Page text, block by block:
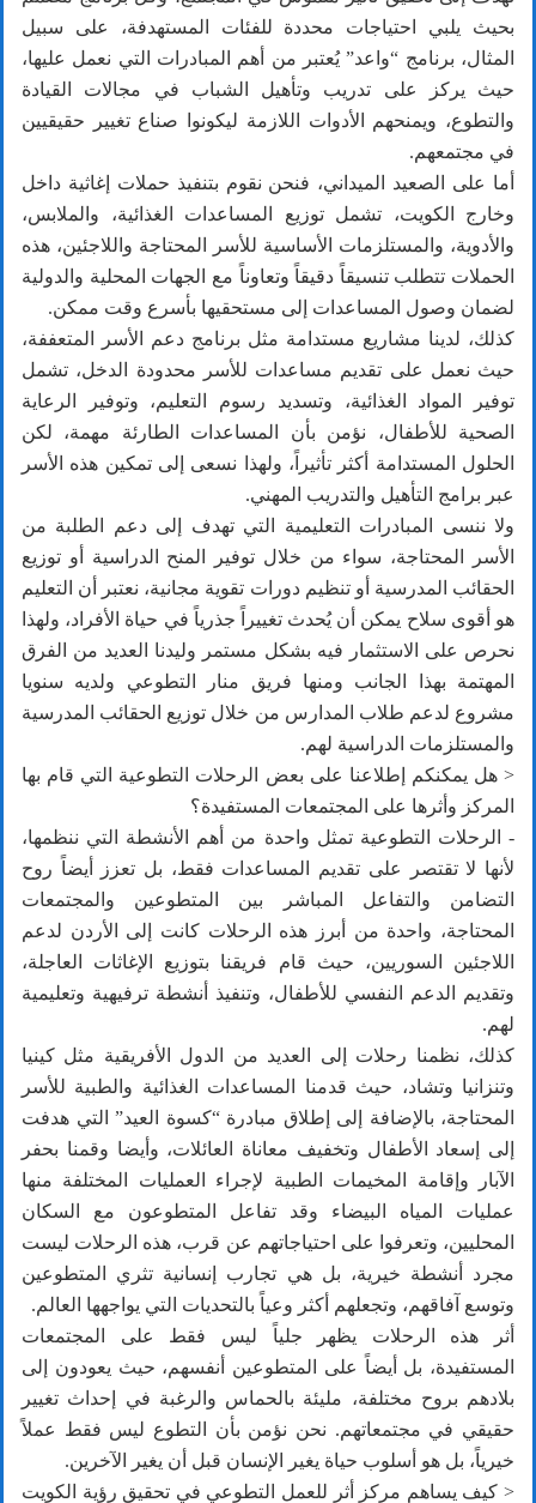
بحيث يلبي احتياجات محددة للفئات المستهدفة، على سبيل
المثال، برنامج “واعد” يُعتبر من أهم المبادرات التي نعمل عليها،
حيث يركز على تدريب وتأهيل الشباب في مجالات القيادة
والتطوع، ويمنحهم الأدوات اللازمة ليكونوا صناع تغيير حقيقيين
في مجتمعهم.
أما على الصعيد الميداني، فنحن نقوم بتنفيذ حملات إغاثية داخل
وخارج الكويت، تشمل توزيع المساعدات الغذائية، والملابس،
والأدوية، والمستلزمات الأساسية للأسر المحتاجة واللاجئين، هذه
الحملات تتطلب تنسيقاً دقيقاً وتعاوناً مع الجهات المحلية والدولية
لضمان وصول المساعدات إلى مستحقيها بأسرع وقت ممكن.
كذلك، لدينا مشاريع مستدامة مثل برنامج دعم الأسر المتعففة،
حيث نعمل على تقديم مساعدات للأسر محدودة الدخل، تشمل
توفير المواد الغذائية، وتسديد رسوم التعليم، وتوفير الرعاية
الصحية للأطفال، نؤمن بأن المساعدات الطارئة مهمة، لكن
الحلول المستدامة أكثر تأثيراً، ولهذا نسعى إلى تمكين هذه الأسر
عبر برامج التأهيل والتدريب المهني.
ولا ننسى المبادرات التعليمية التي تهدف إلى دعم الطلبة من
الأسر المحتاجة، سواء من خلال توفير المنح الدراسية أو توزيع
الحقائب المدرسية أو تنظيم دورات تقوية مجانية، نعتبر أن التعليم
هو أقوى سلاح يمكن أن يُحدث تغييراً جذرياً في حياة الأفراد، ولهذا
نحرص على الاستثمار فيه بشكل مستمر وليدنا العديد من الفرق
المهتمة بهذا الجانب ومنها فريق منار التطوعي ولديه سنويا
مشروع لدعم طلاب المدارس من خلال توزيع الحقائب المدرسية
والمستلزمات الدراسية لهم.
< هل يمكنكم إطلاعنا على بعض الرحلات التطوعية التي قام بها
المركز وأثرها على المجتمعات المستفيدة؟
- الرحلات التطوعية تمثل واحدة من أهم الأنشطة التي ننظمها،
لأنها لا تقتصر على تقديم المساعدات فقط، بل تعزز أيضاً روح
التضامن والتفاعل المباشر بين المتطوعين والمجتمعات
المحتاجة، واحدة من أبرز هذه الرحلات كانت إلى الأردن لدعم
اللاجئين السوريين، حيث قام فريقنا بتوزيع الإغاثات العاجلة،
وتقديم الدعم النفسي للأطفال، وتنفيذ أنشطة ترفيهية وتعليمية
لهم.
كذلك، نظمنا رحلات إلى العديد من الدول الأفريقية مثل كينيا
وتنزانيا وتشاد، حيث قدمنا المساعدات الغذائية والطبية للأسر
المحتاجة، بالإضافة إلى إطلاق مبادرة “كسوة العيد” التي هدفت
إلى إسعاد الأطفال وتخفيف معاناة العائلات، وأيضا وقمنا بحفر
الآبار وإقامة المخيمات الطبية لإجراء العمليات المختلفة منها
عمليات المياه البيضاء وقد تفاعل المتطوعون مع السكان
المحليين، وتعرفوا على احتياجاتهم عن قرب، هذه الرحلات ليست
مجرد أنشطة خيرية، بل هي تجارب إنسانية تثري المتطوعين
وتوسع آفاقهم، وتجعلهم أكثر وعياً بالتحديات التي يواجهها العالم.
أثر هذه الرحلات يظهر جلياً ليس فقط على المجتمعات
المستفيدة، بل أيضاً على المتطوعين أنفسهم، حيث يعودون إلى
بلادهم بروح مختلفة، مليئة بالحماس والرغبة في إحداث تغيير
حقيقي في مجتمعاتهم. نحن نؤمن بأن التطوع ليس فقط عملاً
خيرياً، بل هو أسلوب حياة يغير الإنسان قبل أن يغير الآخرين.
< كيف يساهم مركز أثر للعمل التطوعي في تحقيق رؤية الكويت